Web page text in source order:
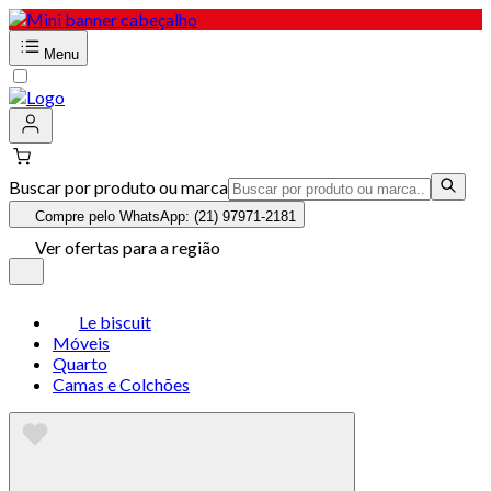
Menu
Buscar por produto ou marca
Compre pelo WhatsApp: (21) 97971-2181
Ver ofertas para a região
Le biscuit
Móveis
Quarto
Camas e Colchões